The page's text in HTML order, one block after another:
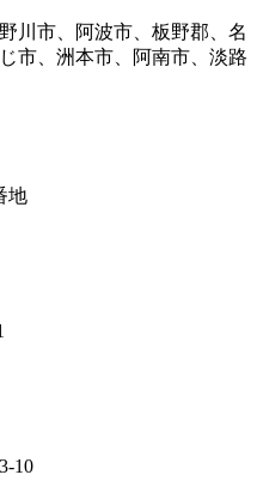
川市、阿波市、板野郡、名
市、洲本市、阿南市、淡路
地
10